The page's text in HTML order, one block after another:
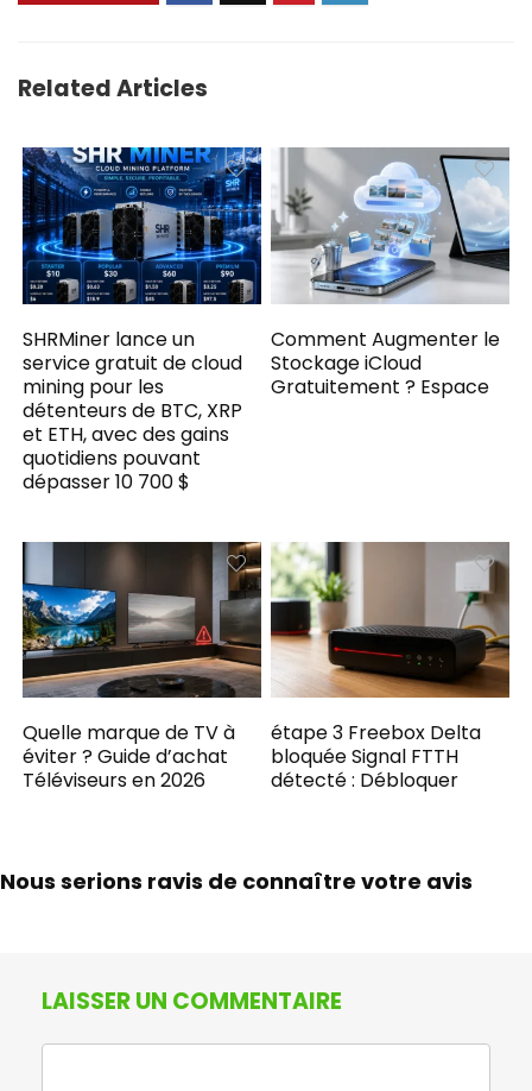
Related Articles
SHRMiner lance un
service gratuit de cloud
mining pour les
détenteurs de BTC, XRP
et ETH, avec des gains
quotidiens pouvant
dépasser 10 700 $
Comment Augmenter le
Stockage iCloud
Gratuitement ? Espace
Quelle marque de TV à
éviter ? Guide d’achat
Téléviseurs en 2026
étape 3 Freebox Delta
bloquée Signal FTTH
détecté : Débloquer
Nous serions ravis de connaître votre avis
LAISSER UN COMMENTAIRE